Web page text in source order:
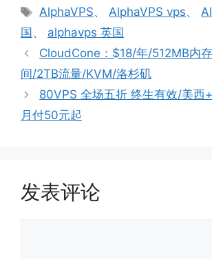
标
签
AlphaVPS、AlphaVPS vps、
国 、 alphavps 英国
CloudCone：$18/年/512MB内
间/2TB流量/KVM/洛杉矶
80VPS 全场五折 终生有效/美西
月付50元起
发表评论